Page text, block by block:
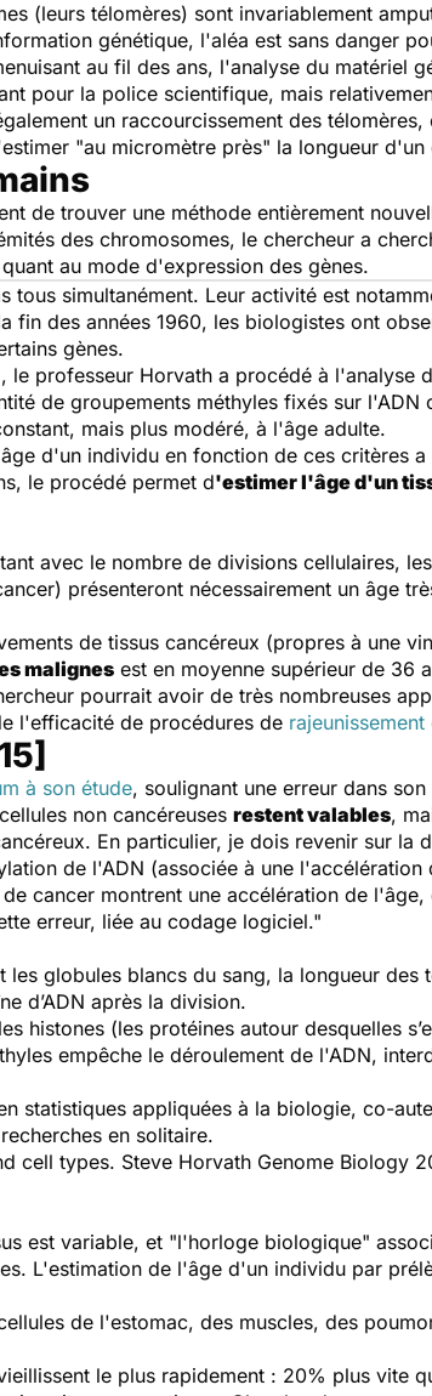
(leurs télomères) sont invariablement
génétique, l'aléa est sans danger
au fil des ans, l'analyse du matériel
pour la police scientifique, mais
un raccourcissement des
"au micromètre près" la longueur d'un
de trouver une méthode entièrement
des chromosomes, le chercheur a
au mode d'expression des gènes.
simultanément. Leur activité est
fin des années 1960, les biologistes ont
gènes.
professeur Horvath a procédé à l'analyse
de groupements méthyles fixés sur
mais plus modéré, à l'âge adulte.
d'un individu en fonction de ces critères a
le procédé permet d'estimer l'âge d'un
avec le nombre de divisions cellulaires,
présenteront nécessairement un âge
de tissus cancéreux (propres à une
malignes est en moyenne supérieur de 36
pourrait avoir de très nombreuses
l'efficacité de procédures de
à son étude, soulignant une erreur dans
cellules non cancéreuses restent valables,
. En particulier, je dois revenir sur la
de l'ADN (associée à une l'accélération
de cancer montrent une accélération de l'âge,
erreur, liée au codage logiciel."
globules blancs du sang, la longueur des
d’ADN après la division.
histones (les protéines autour desquelles
empêche le déroulement de l'ADN,
statistiques appliquées à la biologie, co-
en solitaire.
cell types. Steve Horvath Genome Biology
est variable, et "l'horloge biologique"
L'estimation de l'âge d'un individu par
de l'estomac, des muscles, des
le plus rapidement : 20% plus vite